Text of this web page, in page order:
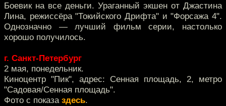
Боевик на все деньги. Ураганный экшен от Джастина
Лина, режиссёра "Токийского Дрифта" и "Форсажа 4".
Однозначно — лучший фильм серии, настолько
хорошо получилось.
г. Санкт-Петербург
2 мая, понедельник.
Киноцентр "Пик", адрес: Сенная площадь, 2, метро
"Садовая/Сенная площадь".
Фото с показа здесь.